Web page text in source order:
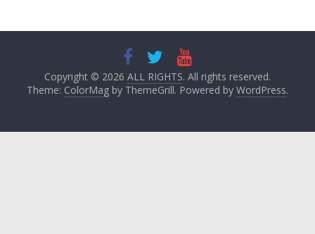
Copyright © 2026 ALL RIGHTS. All rights reserved.
Theme: ColorMagby ThemeGrill. Powered by WordPress.